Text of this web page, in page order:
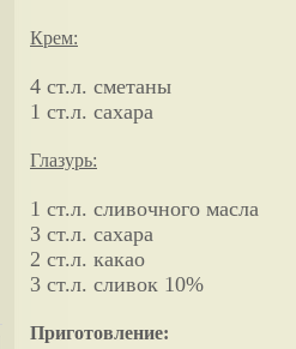
Крем:
4 ст.л. сметаны
1 ст.л. сахара
Глазурь:
1 ст.л. сливочного масла
3 ст.л. сахара
2 ст.л. какао
3 ст.л. сливок 10%
Приготовление: